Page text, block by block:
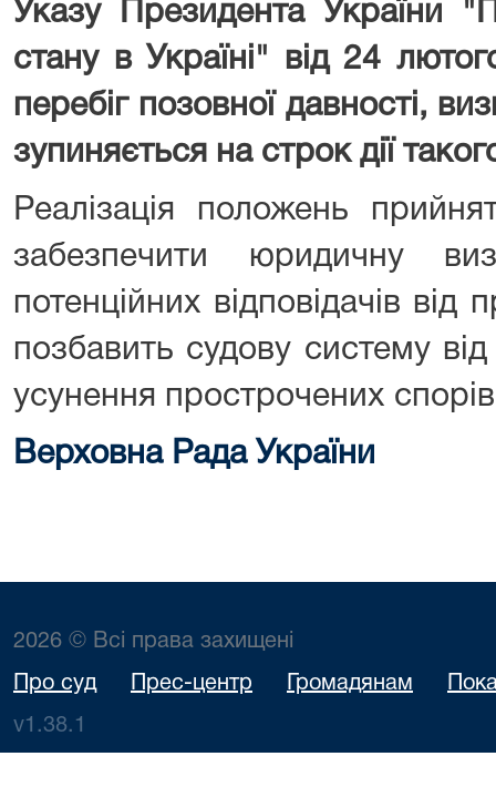
Указу Президента України
стану в Україні" від 24
перебіг позовної давності,
зупиняється на строк дії
Реалізація положень
забезпечити юридичну
потенційних відповідачів від
позбавить судову систему
усунення прострочених
Верховна Рада України
2026 © Всі права захищені
Про суд Прес-центр Громадянам
v1.38.1